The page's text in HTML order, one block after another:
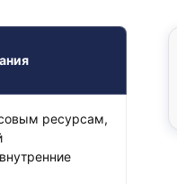
ресурсам,